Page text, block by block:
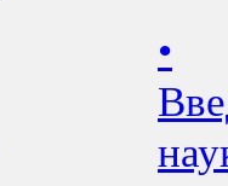
•